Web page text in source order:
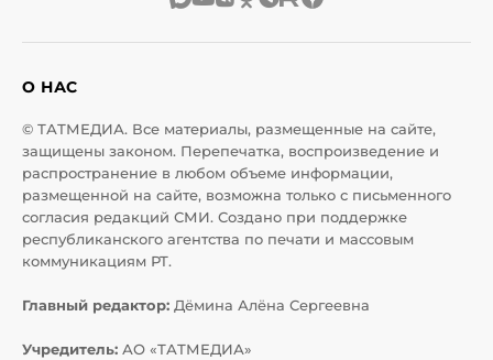
О НАС
© ТАТМЕДИА. Все материалы, размещенные на сайте,
защищены законом. Перепечатка, воспроизведение и
распространение в любом объеме информации,
размещенной на сайте, возможна только с письменного
согласия редакций СМИ. Создано при поддержке
республиканского агентства по печати и массовым
коммуникациям РТ.
Главный редактор: Дёмина Алёна Сергеевна
Учредитель: АО «ТАТМЕДИА»